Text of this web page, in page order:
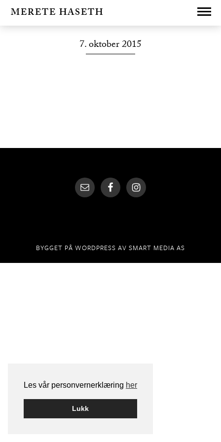
Les vår personvernerklæring her
Lukk
MERETE HASETH
7. oktober 2015
BYGGET PÅ WORDPRESS AV SMART MEDIA AS